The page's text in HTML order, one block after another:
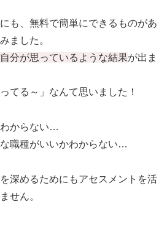
も、無料で簡単にできるものがあ
ました。
分が思っているような結果が出ま
てる～」なんて思いました！
からない…
職種がいいかわからない…
深めるためにもアセスメントを活
せん。